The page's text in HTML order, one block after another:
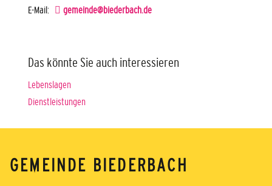
E-Mail: gemeinde@biederbach.de
Das könnte Sie auch interessieren
Lebenslagen
Dienstleistungen
GEMEINDE BIEDERBACH